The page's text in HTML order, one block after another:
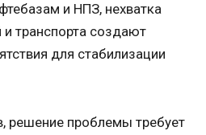
и НПЗ, нехватка
транспорта создают
для стабилизации
решение проблемы требует